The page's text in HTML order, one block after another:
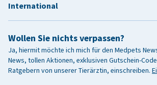
Wollen Sie nichts verpassen?
Ja, hiermit möchte ich mich für den Medpets
News, tollen Aktionen, exklusiven Gutschein-
Ratgebern von unserer Tierärztin, einschreiben.
International